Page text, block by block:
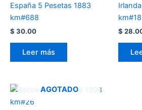
España 5 Pesetas 1883
km#688
$ 30.00
Leer más
km#18
$
AGOTADO